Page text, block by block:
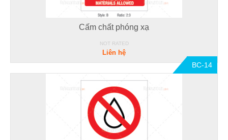
Cấm chất phóng xạ
NOT RATED
Liên hệ
BC-14